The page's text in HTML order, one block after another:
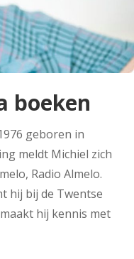
boeken
geboren in
meldt Michiel zich
Radio Almelo.
hij bij de Twentse
hij kennis met